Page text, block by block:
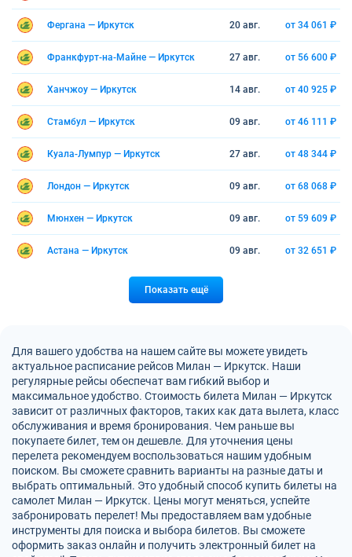
Фергана — Иркутск 20 авг. от 34 061 ₽
Франкфурт-на-Майне — Иркутск 27 авг. от 56 600 ₽
Ханчжоу — Иркутск 14 авг. от 40 925 ₽
Стамбул — Иркутск 09 авг. от 46 111 ₽
Куала-Лумпур — Иркутск 27 авг. от 48 344 ₽
Лондон — Иркутск 09 авг. от 68 068 ₽
Мюнхен — Иркутск 09 авг. от 59 609 ₽
Астана — Иркутск 09 авг. от 32 651 ₽
Показать ещё
Для вашего удобства на нашем сайте вы можете увидеть
актуальное расписание рейсов Милан — Иркутск. Наши
регулярные рейсы обеспечат вам гибкий выбор и
максимальное удобство. Стоимость билета Милан — Иркутск
зависит от различных факторов, таких как дата вылета, класс
обслуживания и время бронирования. Чем раньше вы
покупаете билет, тем он дешевле. Для уточнения цены
перелета рекомендуем воспользоваться нашим удобным
поиском. Вы сможете сравнить варианты на разные даты и
выбрать оптимальный. Это удобный способ купить билеты на
самолет Милан — Иркутск. Цены могут меняться, успейте
забронировать перелет! Мы предоставляем вам удобные
инструменты для поиска и выбора билетов. Вы сможете
оформить заказ онлайн и получить электронный билет на